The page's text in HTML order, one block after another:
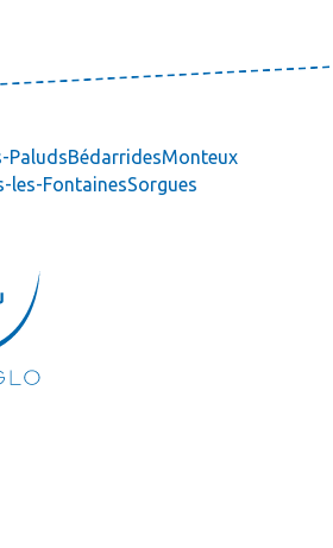
PaludsBédarridesMonteux
les-FontainesSorgues